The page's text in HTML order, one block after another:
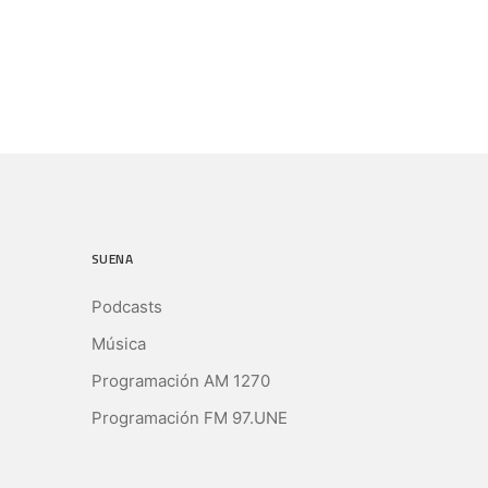
SUENA
Podcasts
Música
Programación AM 1270
Programación FM 97.UNE